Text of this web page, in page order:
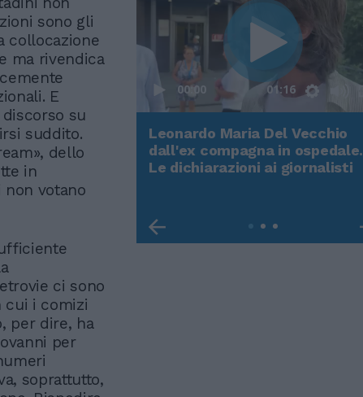
sono gli
collocazione
ma rivendica
E
su
suddito.
dello
in
votano
ci sono
cui i comizi
per dire, ha
per
soprattutto,
States?
la strategia
00:00 01:16
Leonardo Maria Del Vecchio
dall'ex compagna in ospedale.
Le dichiarazioni ai giornalisti